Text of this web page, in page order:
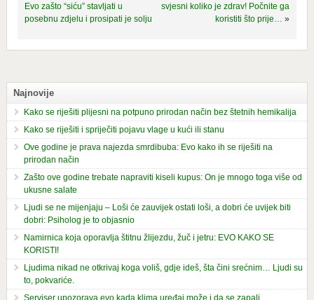
Evo zašto “siću” stavljati u
posebnu zdjelu i prosipati je solju
svjesni koliko je zdrav! Počnite ga
koristiti što prije…
»
Najnovije
Kako se riješiti plijesni na potpuno prirodan način bez štetnih hemikalija
Kako se riješiti i spriječiti pojavu vlage u kući ili stanu
Ove godine je prava najezda smrdibuba: Evo kako ih se riješiti na
prirodan način
Zašto ove godine trebate napraviti kiseli kupus: On je mnogo toga više od
ukusne salate
Ljudi se ne mijenjaju – Loši će zauvijek ostati loši, a dobri će uvijek biti
dobri: Psiholog je to objasnio
Namirnica koja oporavlja štitnu žlijezdu, žuč i jetru: EVO KAKO SE
KORISTI!
Ljudima nikad ne otkrivaj koga voliš, gdje ideš, šta čini srećnim… Ljudi su
to, pokvariće.
Serviser upozorava evo kada klima uređaj može i da se zapali